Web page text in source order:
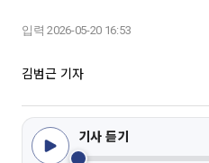
입력 2026-05-20 16:53
김범근 기자
기사 듣기